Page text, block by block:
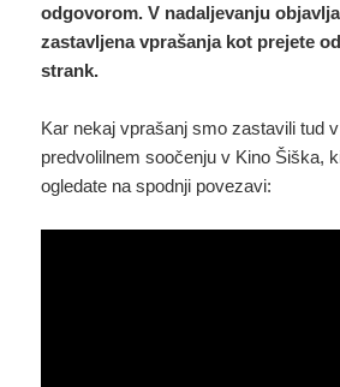
odgovorom. V nadaljevanju
zastavljena vprašanja kot prejete
strank.
Kar nekaj vprašanj smo zastavili tud
predvolilnem soočenju v Kino Šiška,
ogledate na spodnji povezavi: